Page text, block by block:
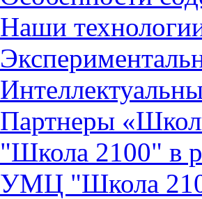
Наши
Партнеры
"Школа 2100" в
УМЦ "Школа